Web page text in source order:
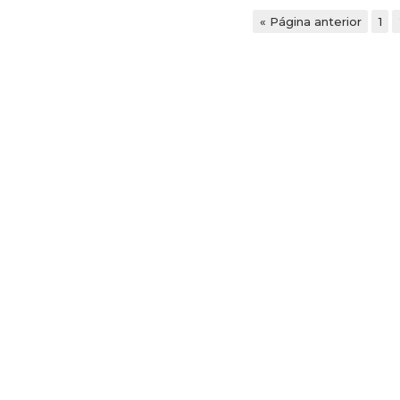
« Página anterior 1